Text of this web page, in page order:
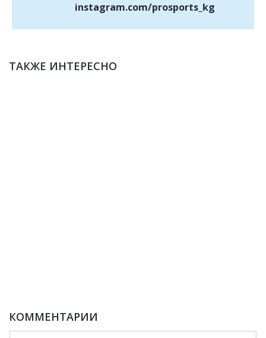
instagram.com/prosports_kg
ТАКЖЕ ИНТЕРЕСНО
КОММЕНТАРИИ